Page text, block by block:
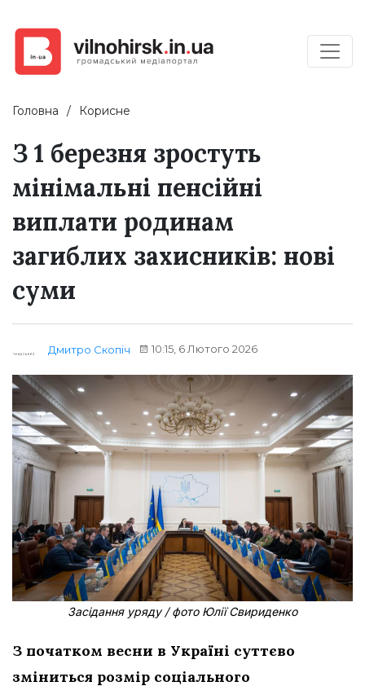
Головна Корисне
З 1 березня зростуть
мінімальні пенсійні
виплати родинам
загиблих захисників: нові
суми
Дмитро Скопіч 10:15, 6 Лютого 2026
Засідання уряду / фото Юлії Свириденко
З початком весни в Україні суттєво
зміниться розмір соціального